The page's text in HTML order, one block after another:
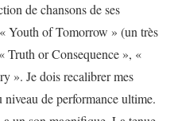
de chansons de ses
Youth of Tomorrow » (un très
Truth or Consequence », «
». Je dois recalibrer mes
niveau de performance ultime.